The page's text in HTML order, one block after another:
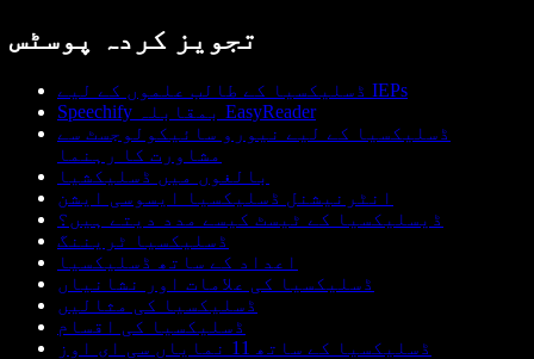
تجویز کردہ پوسٹس
ڈسلیکسیا کے طالب علموں کے لیے IEPs
Speechify بمقابلہ EasyReader
ڈسلیکسیا کے لیے نیورو سائیکولوجسٹ سے
مشاورت کا رہنما
بالغوں میں ڈسلیکشیا
انٹرنیشنل ڈسلیکسیا ایسوسی ایشن
ڈیسلیکسیا کے ٹیسٹ کیسے مدد دیتے ہیں؟
ڈسلیکسیا ٹریننگ
اعداد کے ساتھ ڈسلیکسیا
ڈسلیکسیا کی علامات اور نشانیاں
ڈسلیکسیا کی مثالیں
ڈسلیکسیا کی اقسام
ڈسلیکسیا کے ساتھ 11 نمایاں سی ای اوز